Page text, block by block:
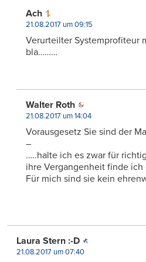
Ach
21.08.2017 um 09:15
Verurteilter Systemprofiteur
bla………
Walter Roth
21.08.2017 um 14:04
Vorausgesetz Sie sind der
–
…..halte ich es zwar für
ihre Vergangenheit finde ich
Für mich sind sie kein
Laura Stern :-D
21.08.2017 um 07:40